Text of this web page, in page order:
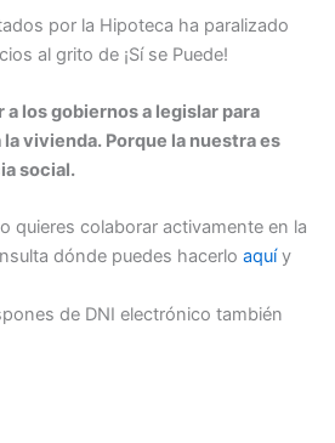
por la Hipoteca ha paralizado
al grito de ¡Sí se Puede!
a los gobiernos a legislar para
vivienda. Porque la nuestra es
social.
quieres colaborar activamente en la
dónde puedes hacerlo aquíy
de DNI electrónico también